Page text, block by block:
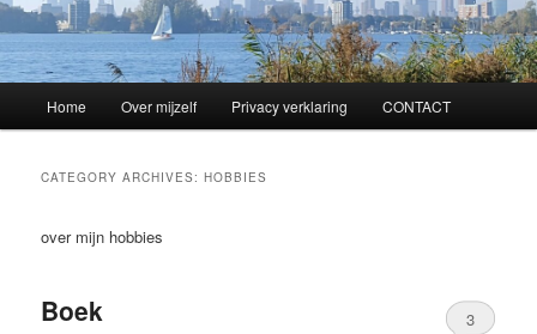
Skip
Skip
Home Over mijzelf Privacy verklaring CONTACT
CATEGORY ARCHIVES:HOBBIES
over mijn hobbies
Boek 3